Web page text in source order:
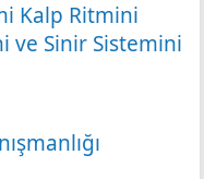
Kalp Ritmini
ve Sinir Sistemini